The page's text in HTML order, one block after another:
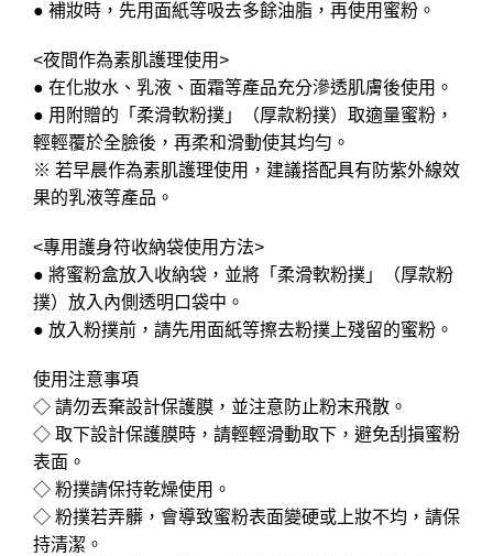
● 補妝時，先用面紙等吸去多餘油脂，再使用蜜粉。
<夜間作為素肌護理使用>
● 在化妝水、乳液、面霜等產品充分滲透肌膚後使用。
● 用附贈的「柔滑軟粉撲」（厚款粉撲）取適量蜜粉，
輕輕覆於全臉後，再柔和滑動使其均勻。
※ 若早晨作為素肌護理使用，建議搭配具有防紫外線效
果的乳液等產品。
<專用護身符收納袋使用方法>
● 將蜜粉盒放入收納袋，並將「柔滑軟粉撲」（厚款粉
撲）放入內側透明口袋中。
● 放入粉撲前，請先用面紙等擦去粉撲上殘留的蜜粉。
使用注意事項
◇ 請勿丟棄設計保護膜，並注意防止粉末飛散。
◇ 取下設計保護膜時，請輕輕滑動取下，避免刮損蜜粉
表面。
◇ 粉撲請保持乾燥使用。
◇ 粉撲若弄髒，會導致蜜粉表面變硬或上妝不均，請保
持清潔。